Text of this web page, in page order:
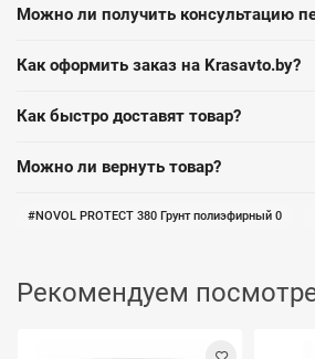
Можно ли получить консультацию
Как оформить заказ на Krasavto.by?
Как быстро доставят товар?
Можно ли вернуть товар?
NOVOL PROTECT 380 Грунт полиэфирный 0
Рекомендуем